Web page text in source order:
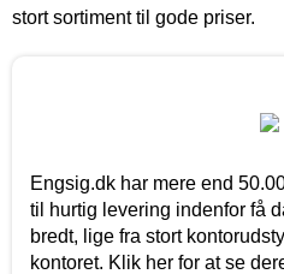
stort sortiment til gode priser.
Engsig.dk har mere end
til hurtig levering indenfor få
bredt, lige fra stort
kontoret. Klik her for at se